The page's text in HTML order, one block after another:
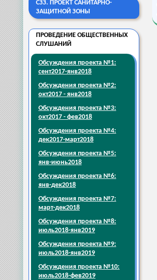
СЗЗ. ПРОЕКТ САНИТАРНО-
ЗАЩИТНОЙ ЗОНЫ
ПРОВЕДЕНИЕ ОБЩЕСТВЕННЫХ
СЛУШАНИЙ
Обсуждения проекта №1:
сент2017-янв2018
Обсуждения проекта №2:
окт2017 - янв2018
Обсуждения проекта №3:
окт2017 - фев2018
Обсуждения проекта №4:
дек2017-март2018
Обсуждения проекта №5:
янв-июнь2018
Обсуждения проекта №6:
янв-дек2018
Обсуждения проекта №7:
март-дек2018
Обсуждения проекта №8:
июль2018-янв2019
Обсуждения проекта №9:
июль2018-янв2019
Обсуждения проекта №10:
июль2018-фев2019